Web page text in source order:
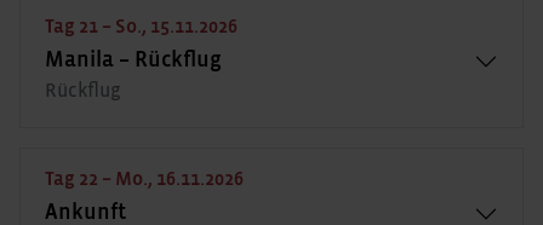
Tag 21 – So., 15.11.2026
Manila – Rückflug
Rückflug
Tag 22 – Mo., 16.11.2026
Ankunft